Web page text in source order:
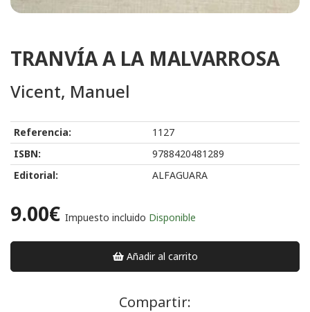
TRANVÍA A LA MALVARROSA
Vicent, Manuel
Referencia:
1127
ISBN:
9788420481289
Editorial:
ALFAGUARA
9.00€ Impuesto incluido Disponible
Añadir al carrito
Compartir: